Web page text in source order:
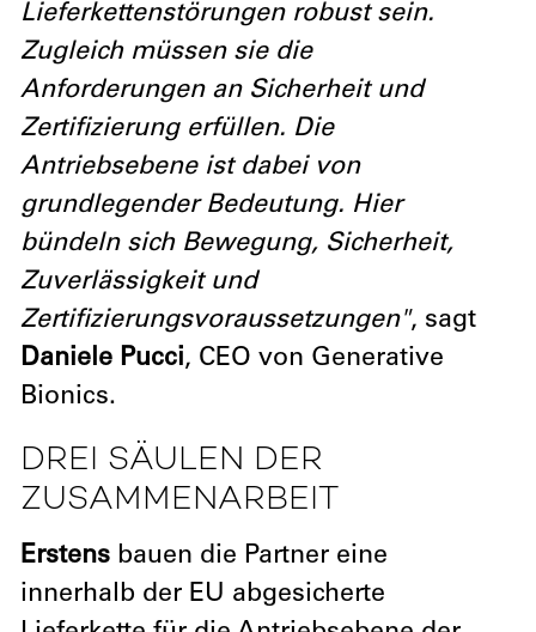
Lieferkettenstörungen robust sein.
Zugleich müssen sie die
Anforderungen an Sicherheit und
Zertifizierung erfüllen. Die
Antriebsebene ist dabei von
grundlegender Bedeutung. Hier
bündeln sich Bewegung, Sicherheit,
Zuverlässigkeit und
Zertifizierungsvoraussetzungen", sagt
Daniele Pucci, CEO von Generative
Bionics.
DREI SÄULEN DER
ZUSAMMENARBEIT
Erstens bauen die Partner eine
innerhalb der EU abgesicherte